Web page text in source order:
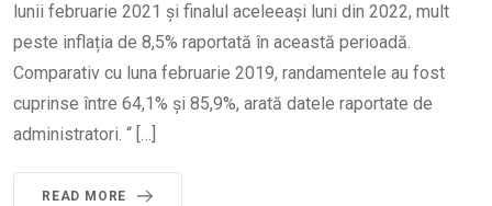
lunii februarie 2021 și finalul aceleeași luni din 2022, mult
peste inflația de 8,5% raportată în această perioadă.
Comparativ cu luna februarie 2019, randamentele au fost
cuprinse între 64,1% și 85,9%, arată datele raportate de
administratori. “ […]
READ MORE